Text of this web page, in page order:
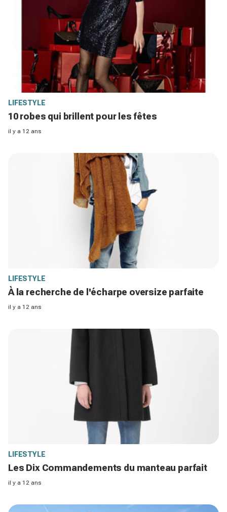
LIFESTYLE
10 robes qui brillent pour les fêtes
il y a 12 ans
LIFESTYLE
À la recherche de l'écharpe oversize parfaite
il y a 12 ans
LIFESTYLE
Les Dix Commandements du manteau parfait
il y a 12 ans